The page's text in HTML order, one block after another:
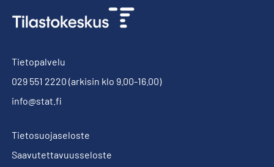
Tietopalvelu
029 551 2220 (arkisin klo 9.00-16.00)
info@stat.fi
Tietosuojaseloste
Saavutettavuusseloste